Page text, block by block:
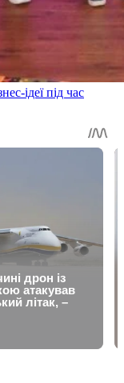
ідеї під час